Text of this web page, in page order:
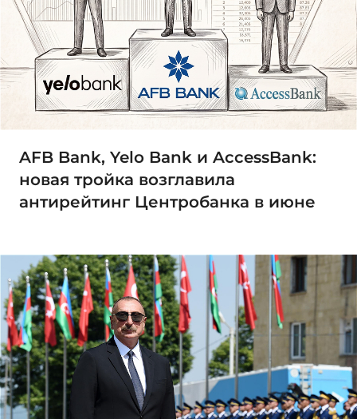
AFB Bank, Yelo Bank и AccessBank:
новая тройка возглавила
антирейтинг Центробанка в июне